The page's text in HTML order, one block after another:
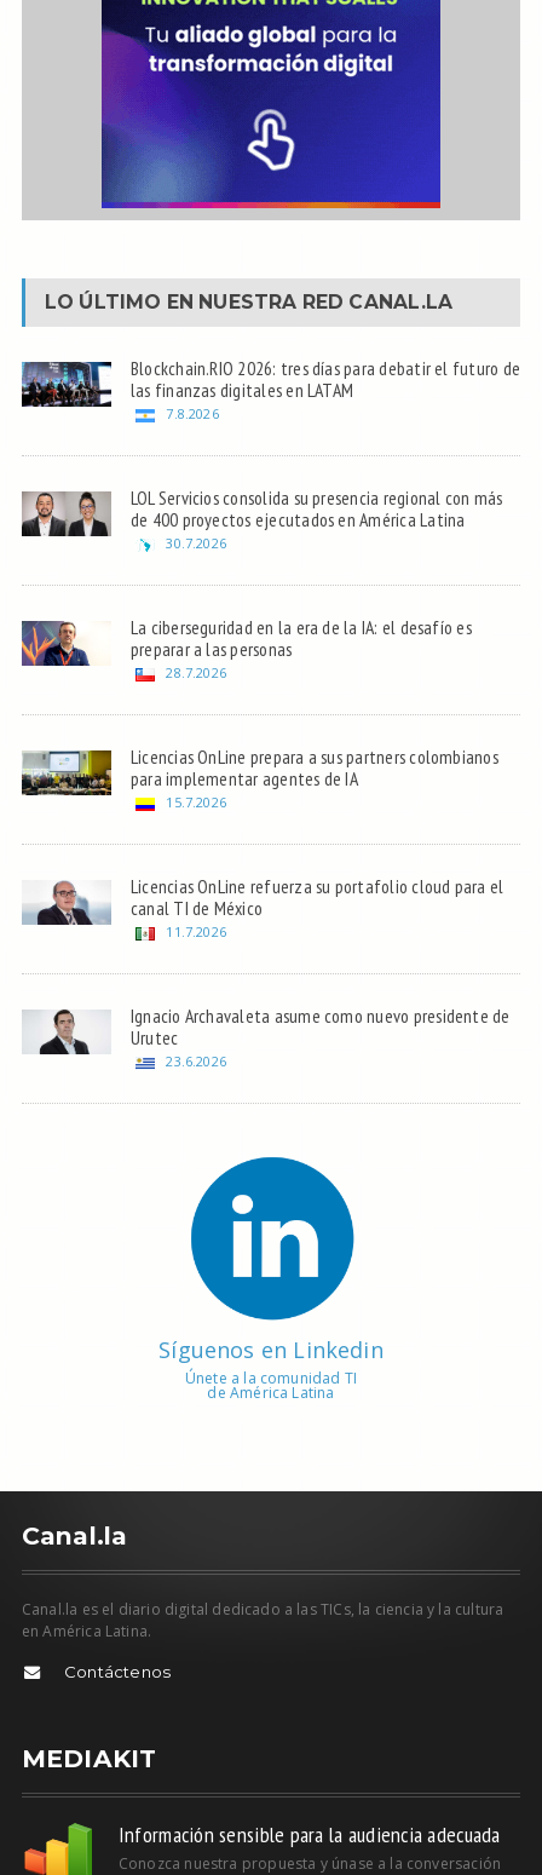
LO ÚLTIMO EN NUESTRA RED CANAL.LA
Blockchain.RIO 2026: tres días para debatir el futuro de
las finanzas digitales en LATAM
7.8.2026
LOL Servicios consolida su presencia regional con más
de 400 proyectos ejecutados en América Latina
30.7.2026
La ciberseguridad en la era de la IA: el desafío es
preparar a las personas
28.7.2026
Licencias OnLine prepara a sus partners colombianos
para implementar agentes de IA
15.7.2026
Licencias OnLine refuerza su portafolio cloud para el
canal TI de México
11.7.2026
Ignacio Archavaleta asume como nuevo presidente de
Urutec
23.6.2026
Síguenos en Linkedin
Únete a la comunidad TI
de América Latina
Canal.la
Canal.la es el diario digital dedicado a las TICs, la ciencia y la cultura
en América Latina.
Contáctenos
MEDIAKIT
Información sensible para la audiencia adecuada
Conozca nuestra propuesta y únase a la conversación